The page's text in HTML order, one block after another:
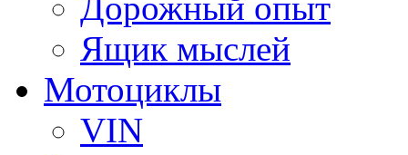
Ящик мыслей
Мотоциклы
VIN